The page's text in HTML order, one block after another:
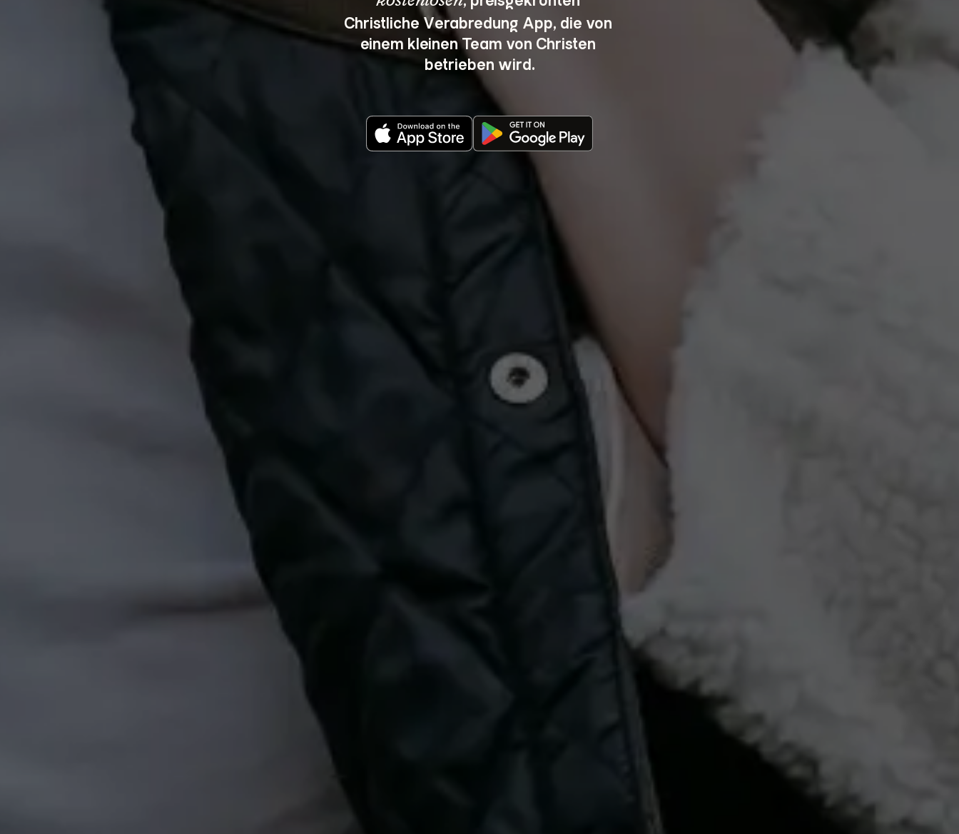
Christliche Verabredung App, die von
einem kleinen Team von Christen
betrieben wird.